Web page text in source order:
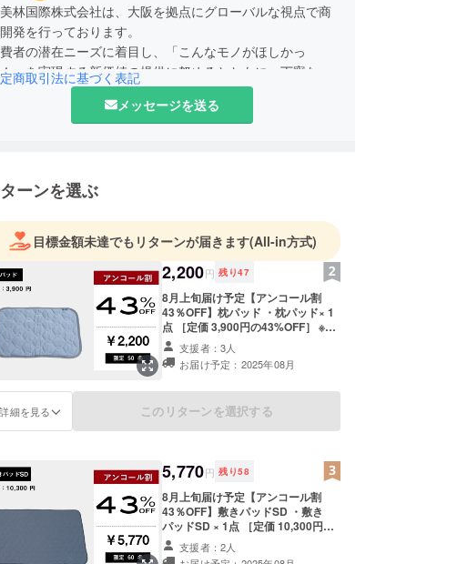
林国際株式会社は、大阪を拠点にグローバルな視点で商
発を行っております。
者の潜在ニーズに着目し、「こんなモノがほしかっ
」を実現する新価値の提供に努めるとともに、丁寧なア
ーサービスを心がけてまいりました。
さまにご満足いただける商品をお届けできるよう、開発に
商取引法に基づく表記
メッセージを送る
ーンを選ぶ
目標金額未達でもリターンが届きます(All-in方式)
2,200円 残り47
8月上旬届け予定【アンコール割
43％OFF】枕パッド ・枕パッド× 1
点 ［定価 3,900円の43%OFF］ ※キ
リの良い価格で設定しています。 ※
デザイン・仕様は変更になる可能性
もございます。ご了承ください。 ※
が遅れる場合があります。
支援者：3人
お届け予定：2025年08月
詳細を見る このリターンを選択する
5,770円 残り58
8月上旬届け予定【アンコール割
43％OFF】敷きパッドSD ・敷き
パッドSD × 1点 ［定価 10,300円の
43%OFF］ ※キリの良い価格で設定
しています。 ※デザイン・仕様は変
支援者：2人